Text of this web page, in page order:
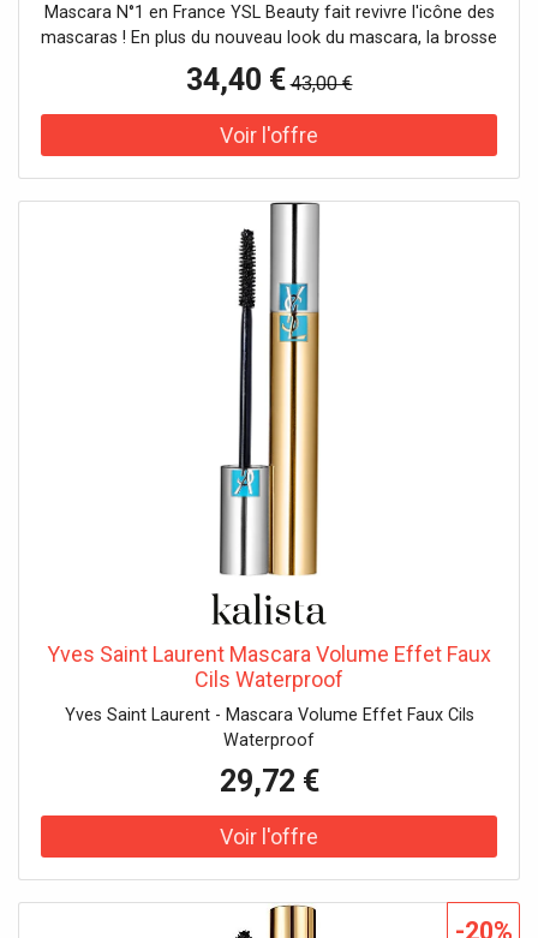
Mascara N°1 en France YSL Beauty fait revivre l'icône des
mascaras ! En plus du nouveau look du mascara, la brosse
et la formule ont été améliorées pour offrir plus de
volume et un noir plus profond. La nouvelle brosse "BIG
VOLUME" absorbe plus de formule que jamais grâce à ses
petites fibres individuelles. Un mélange de fibres mobiles
vos yeux de façon spectaculaire. Application : Prélever la
couleur : Avant de retirer la brosse du flacon, faites-la
tourner légèrement dans le flacon. Cela permet de répartir
le mascara uniformément sur les poils et plus tard sur les
cils. La bonne direction : Toujours appliquer le mascara de
bas en haut. Appliquez la brosse à la racine des cils, puis
appliquez le mascara jusqu'aux pointes. Mouvements en
zigzag : Appliquez la brosse du mascara à l'extrémité
inférieure des cils et appliquez-la vers le haut en petits
mouvements de zigzag au lieu de simplement l'appliquer
en un mouvement rectiligne. Bien appliquer le mascara sur
les cils inférieurs : Lors de l'application correcte du
mascara, veillez à appliquer également du mascara sur les
cils inférieurs. Cela rend l'œil encore plus ouvert et plus
grand. Ici, cependant, il est préférable de tenir la brosse à
mascara verticalement et de n'appliquer le mascara que
sur les pointes des cils. Aucune précaution d'emploi
spécifique n'est nécessaire dans des conditions normales
ou raisonnablement prévisibles.
34,40 € 43,00 €
Yves Saint Laurent Mascara Volume Effet Faux
Cils Waterproof
Yves Saint Laurent - Mascara Volume Effet Faux Cils
Waterproof
29,72 €
-20%